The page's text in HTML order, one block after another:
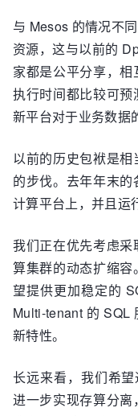
与 Mesos 的情况不
资源，这与以前的
家都是公平分享，
执行时间都比较可
新平台对于业务数据
以前的历史包袱是
的步伐。去年年末
计算平台上，并且运
我们正在优先考虑
算集群的动态扩缩
望提供更加稳定的
Multi-tenant 的 SQL
新特性。
长远来看，我们希
进一步实现存算分